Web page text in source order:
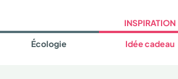
Écologie
INSPIRATION
Idée cadeau